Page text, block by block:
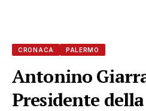
CRONACA PALERMO
Antonino
Presidente